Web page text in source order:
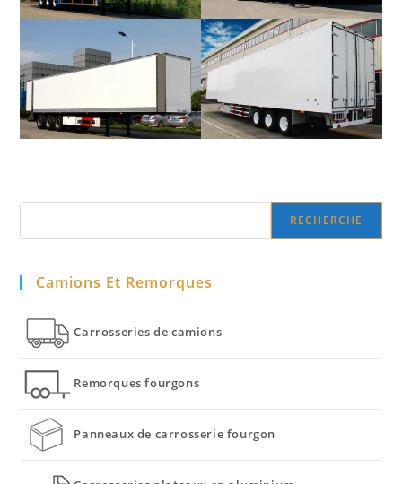
RECHERCHE
Camions Et Remorques
Carrosseries de camions
Remorques fourgons
Panneaux de carrosserie fourgon